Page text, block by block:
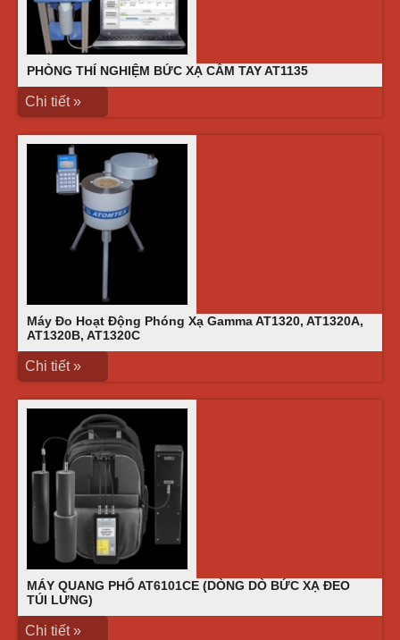
PHÒNG THÍ NGHIỆM BỨC XẠ CẦM TAY AT1135
Chi tiết »
Máy Đo Hoạt Động Phóng Xạ Gamma AT1320, AT1320A,
AT1320B, AT1320C
Chi tiết »
MÁY QUANG PHỔ AT6101CE (DÒNG DÒ BỨC XẠ ĐEO
TÚI LƯNG)
Chi tiết »